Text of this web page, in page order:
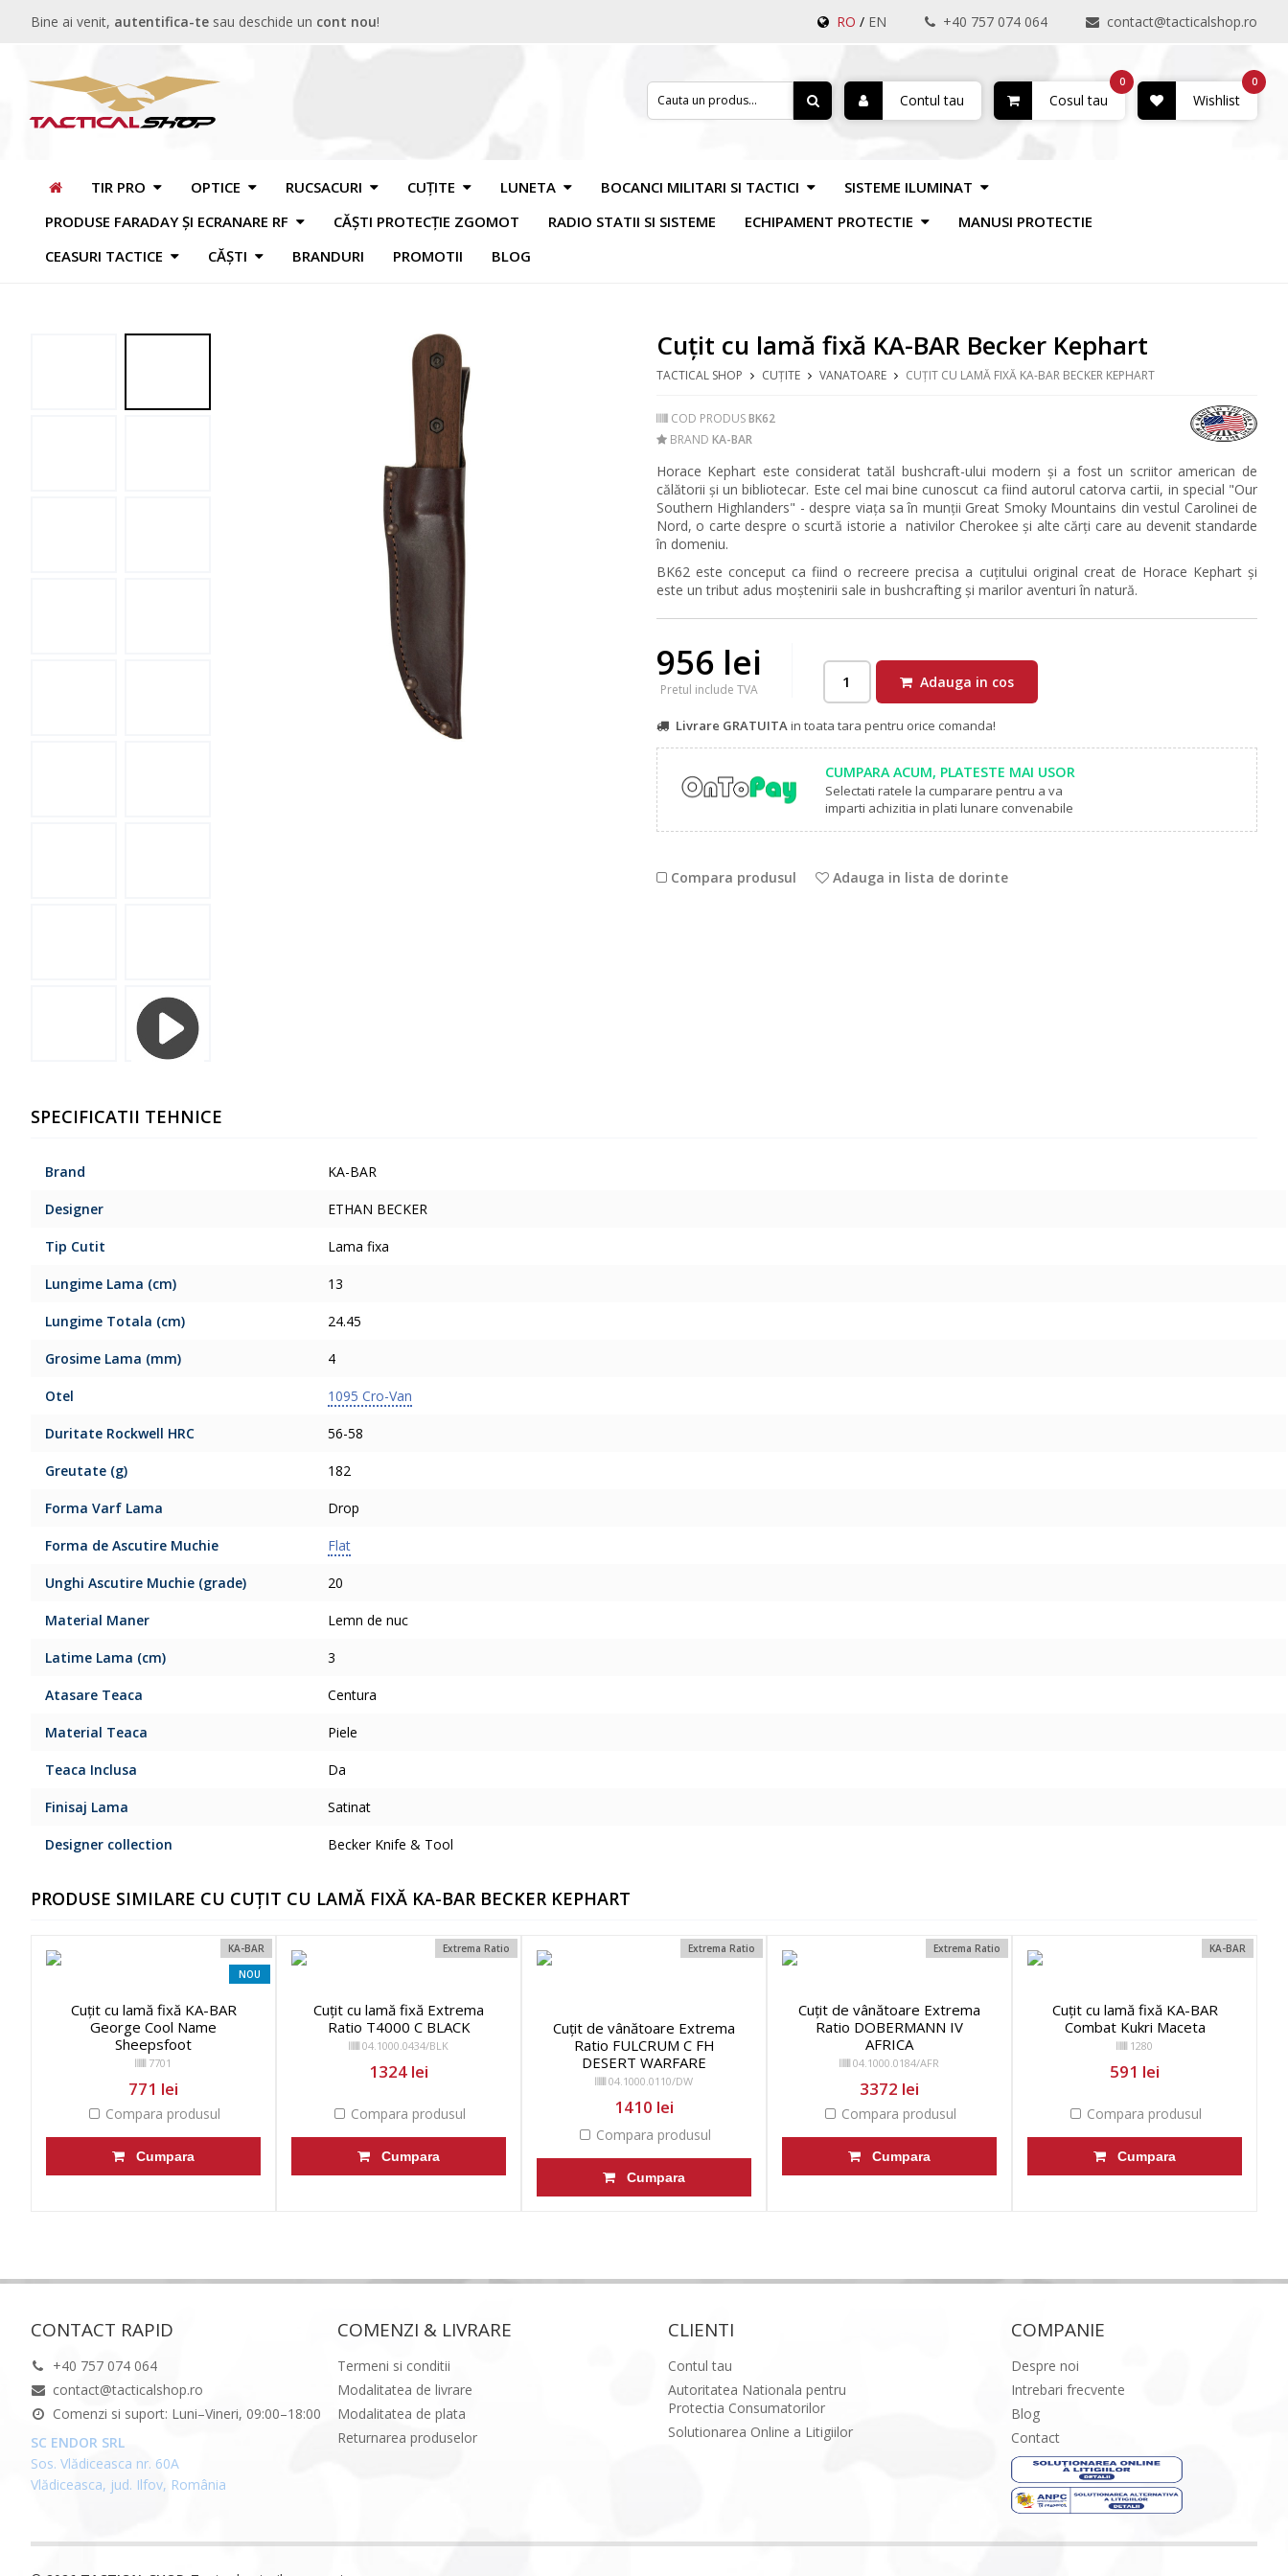
Bine ai venit, autentifica-te sau deschide un cont nou! RO / EN +40 757 074 064 contact@tacticalshop.ro
Contul tau Cosul tau
0
Wishlist
0
TIR PRO OPTICE RUCSACURI CUȚITE LUNETA BOCANCI MILITARI SI TACTICI
SISTEME ILUMINAT
PRODUSE FARADAY ȘI ECRANARE RF
CĂȘTI PROTECȚIE ZGOMOT RADIO STATII SI SISTEME ECHIPAMENT PROTECTIE
MANUSI PROTECTIE
CEASURI TACTICE
CĂȘTI BRANDURI PROMOTII BLOG
Cuțit cu lamă fixă KA-BAR Becker Kephart
TACTICAL SHOP CUȚITE VANATOARE CUȚIT CU LAMĂ FIXĂ KA-BAR BECKER KEPHART
COD PRODUSBK62
BRAND KA-BAR
Horace Kephart este considerat tatăl bushcraft-ului modern și a fost un scriitor american de
călătorii și un bibliotecar. Este cel mai bine cunoscut ca fiind autorul catorva cartii, in special "Our
Southern Highlanders" - despre viața sa în munții Great Smoky Mountains din vestul Carolinei de
Nord, o carte despre o scurtă istorie a nativilor Cherokee și alte cărți care au devenit standarde
în domeniu.
BK62 este conceput ca fiind o recreere precisa a cuțitului original creat de Horace Kephart și
este un tribut adus moștenirii sale in bushcrafting și marilor aventuri în natură.
956 lei
Pretul include TVA Adauga in cos
Livrare GRATUITAin toata tara pentru orice comanda!
CUMPARA ACUM, PLATESTE MAI USOR
Selectati ratele la cumparare pentru a va
imparti achizitia in plati lunare convenabile
Compara produsul Adauga in lista de dorinte
SPECIFICATII TEHNICE
Brand KA-BAR
Designer ETHAN BECKER
Tip Cutit Lama fixa
Lungime Lama (cm) 13
Lungime Totala (cm) 24.45
Grosime Lama (mm) 4
Otel 1095 Cro-Van
Duritate Rockwell HRC 56-58
Greutate (g) 182
Forma Varf Lama Drop
Forma de Ascutire Muchie Flat
Unghi Ascutire Muchie (grade) 20
Material Maner Lemn de nuc
Latime Lama (cm) 3
Atasare Teaca Centura
Material Teaca Piele
Teaca Inclusa Da
Finisaj Lama Satinat
Designer collection Becker Knife & Tool
PRODUSE SIMILARE CU CUȚIT CU LAMĂ FIXĂ KA-BAR BECKER KEPHART
KA-BAR
Cuțit cu lamă fixă KA-BAR
George Cool Name
Sheepsfoot
7701
771 lei
NOU
Compara produsul
Cumpara
Extrema Ratio
Cuțit cu lamă fixă Extrema
Ratio T4000 C BLACK
04.1000.0434/BLK
1324 lei
Compara produsul
Cumpara
Extrema Ratio
Cuțit de vânătoare Extrema
Ratio FULCRUM C FH
DESERT WARFARE
04.1000.0110/DW
1410 lei
Compara produsul
Cumpara
Extrema Ratio
Cuțit de vânătoare Extrema
Ratio DOBERMANN IV
AFRICA
04.1000.0184/AFR
3372 lei
Compara produsul
Cumpara
KA-BAR
Cuțit cu lamă fixă KA-BAR
Combat Kukri Maceta
1280
591 lei
Compara produsul
Cumpara
CONTACT RAPID
+40 757 074 064
contact@tacticalshop.ro
Comenzi si suport: Luni–Vineri, 09:00–18:00
SC ENDOR SRL
Sos. Vlădiceasca nr. 60A
Vlădiceasca, jud. Ilfov, România
COMENZI & LIVRARE
Termeni si conditii
Modalitatea de livrare
Modalitatea de plata
Returnarea produselor
CLIENTI
Contul tau
Autoritatea Nationala pentru
Protectia Consumatorilor
Solutionarea Online a Litigiilor
COMPANIE
Despre noi
Intrebari frecvente
Blog
Contact